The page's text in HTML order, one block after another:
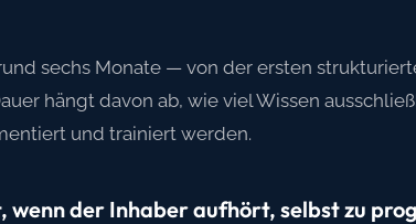
sechs Monate — von der ersten
hängt davon ab, wie viel Wissen
und trainiert werden.
der Inhaber aufhört, selbst zu